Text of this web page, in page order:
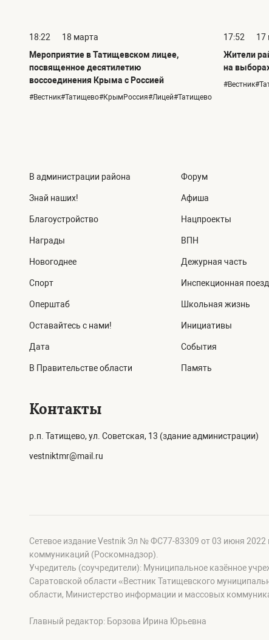
18:22
18 марта
Мероприятие в Татищевском лицее,
посвященное десятилетию
воссоединения Крыма с Россией
#Вестник#Татищево#КрымРоссия#Лицей#Татищево
17:52
17
Жители
на
В администрации района
Знай наших!
Благоустройство
Награды
Новогоднее
Спорт
Оперштаб
Оставайтесь с нами!
Дата
В Правительстве области
Форум
Афиша
Нацпроекты
ВПН
Дежурная часть
Инспекционная
Школьная жизнь
Инициативы
События
Память
Контакты
р.п. Татищево, ул. Советская, 13 (здание администрации)
vestniktmr@mail.ru
Сетевое издание Vestnik Эл № ФС77-83309 от 03 июня
коммуникаций (Роскомнадзор).
Учредитель (соучредители): Муниципальное казённое
Саратовской области «Вестник Татищевского
области, Министерство информации и массовых
Главный редактор: Борзова Ирина Юрьевна